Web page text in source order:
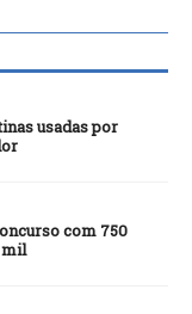
usadas por
com 750
mil